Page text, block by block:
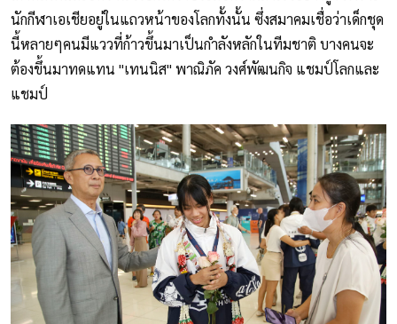
นักกีฬาเอเชียอยู่ในแถวหน้าของโลกทั้งนั้น ซึ่งสมาคมเชื่อว่าเด็กชุด
นี้หลายๆคนมีแววที่ก้าวขึ้นมาเป็นกำลังหลักในทีมชาติ บางคนจะ
ต้องขึ้นมาทดแทน "เทนนิส" พาณิภัค วงศ์พัฒนกิจ แชมป์โลกและ
แชมป์